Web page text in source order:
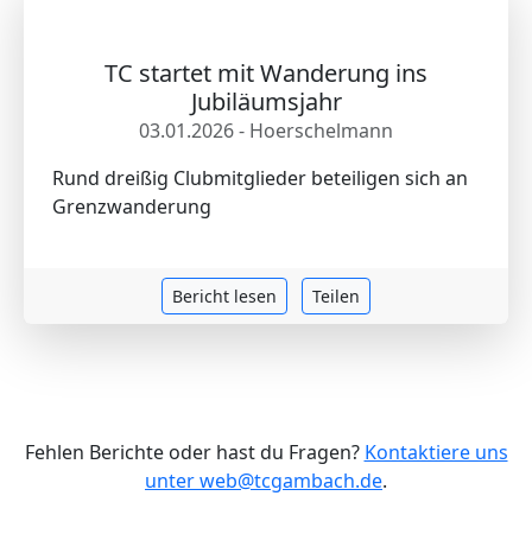
TC startet mit Wanderung ins
Jubiläumsjahr
03.01.2026 - Hoerschelmann
Rund dreißig Clubmitglieder beteiligen sich an
Grenzwanderung
Bericht lesen Teilen
Fehlen Berichte oder hast du Fragen? Kontaktiere uns
unter web@tcgambach.de.